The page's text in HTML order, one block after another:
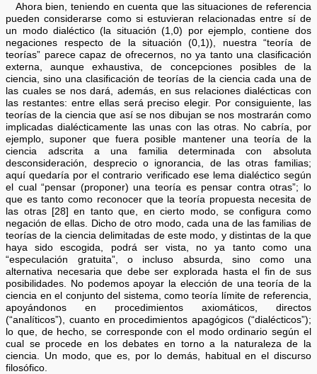
Ahora bien, teniendo en cuenta que las situaciones de referencia
pueden considerarse como si estuvieran relacionadas entre sí de
un modo dialéctico (la situación (1,0) por ejemplo, contiene dos
negaciones respecto de la situación (0,1)), nuestra “teoría de
teorías” parece capaz de ofrecernos, no ya tanto una clasificación
externa, aunque exhaustiva, de concepciones posibles de la
ciencia, sino una clasificación de teorías de la ciencia cada una de
las cuales se nos dará, además, en sus relaciones dialécticas con
las restantes: entre ellas será preciso elegir. Por consiguiente, las
teorías de la ciencia que así se nos dibujan se nos mostrarán como
implicadas dialécticamente las unas con las otras. No cabría, por
ejemplo, suponer que fuera posible mantener una teoría de la
ciencia adscrita a una familia determinada con absoluta
desconsideración, desprecio o ignorancia, de las otras familias;
aquí quedaría por el contrario verificado ese lema dialéctico según
el cual “pensar (proponer) una teoría es pensar contra otras”; lo
que es tanto como reconocer que la teoría propuesta necesita de
las otras [28] en tanto que, en cierto modo, se configura como
negación de ellas. Dicho de otro modo, cada una de las familias de
teorías de la ciencia delimitadas de este modo, y distintas de la que
haya sido escogida, podrá ser vista, no ya tanto como una
“especulación gratuita”, o incluso absurda, sino como una
alternativa necesaria que debe ser explorada hasta el fin de sus
posibilidades. No podemos apoyar la elección de una teoría de la
ciencia en el conjunto del sistema, como teoría límite de referencia,
apoyándonos en procedimientos axiomáticos, directos
(“analíticos”), cuanto en procedimientos apagógicos (“dialécticos”);
lo que, de hecho, se corresponde con el modo ordinario según el
cual se procede en los debates en torno a la naturaleza de la
ciencia. Un modo, que es, por lo demás, habitual en el discurso
filosófico.